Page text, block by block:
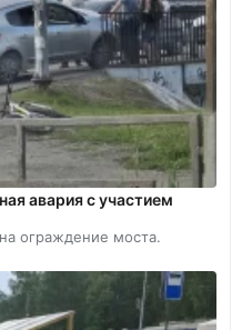
авария с участием
ограждение моста.